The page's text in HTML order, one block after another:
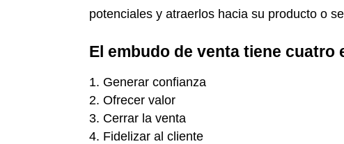
potenciales y atraerlos hacia su producto o
El embudo de venta tiene cuatro
Generar confianza
Ofrecer valor
Cerrar la venta
Fidelizar al cliente